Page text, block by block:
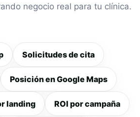
negocio real para tu clínica.
Solicitudes de cita
Posición en Google Maps
landing ROI por campaña